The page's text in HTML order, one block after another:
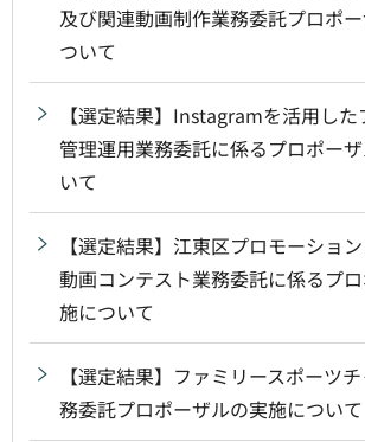
及び関連動画制作業務委託プロポ
ついて
【選定結果】Instagramを活用し
管理運用業務委託に係るプロポー
いて
【選定結果】江東区プロモーショ
動画コンテスト業務委託に係るプ
施について
【選定結果】ファミリースポーツ
務委託プロポーザルの実施について